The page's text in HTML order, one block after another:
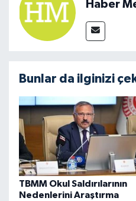
Haber
Bunlar da ilginizi
TBMM Okul Saldırılarının
Nedenlerini Araştırma